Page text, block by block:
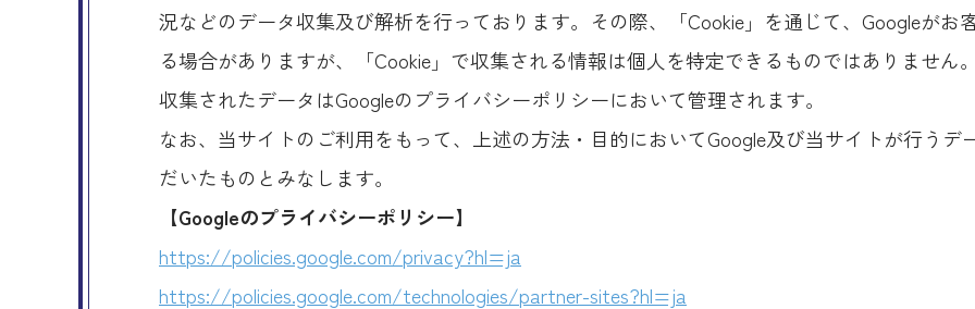
況などのデータ収集及び解析を行っております。その際、「Cookie」を通じて、Googleがお
る場合がありますが、「Cookie」で収集される情報は個人を特定できるものではありません。
収集されたデータはGoogleのプライバシーポリシーにおいて管理されます。
なお、当サイトのご利用をもって、上述の方法・目的においてGoogle及び当サイトが行う
だいたものとみなします。
【Googleのプライバシーポリシー】
https://policies.google.com/privacy?hl=ja
https://policies.google.com/technologies/partner-sites?hl=ja